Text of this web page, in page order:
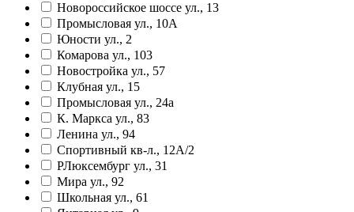
Новороссийское шоссе ул., 13
Промысловая ул., 10А
Юности ул., 2
Комарова ул., 103
Новостройка ул., 57
Клубная ул., 15
Промысловая ул., 24а
К. Маркса ул., 83
Ленина ул., 94
Спортивный кв-л., 12А/2
РЛюксембург ул., 31
Мира ул., 92
Школьная ул., 61